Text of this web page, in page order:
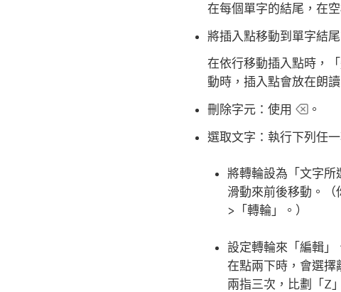
在每個單字的結尾，在
將插入點移動到單字結
在依行移動插入點時，
動時，插入點會放在朗
刪除字元： 使用
。
選取文字： 執行下列任一
將轉輪設為「文字所
滑動來前後移動。（
>「轉輪」。）
設定轉輪來「編輯」
在點兩下時，會選擇
兩指三次，比劃「Z